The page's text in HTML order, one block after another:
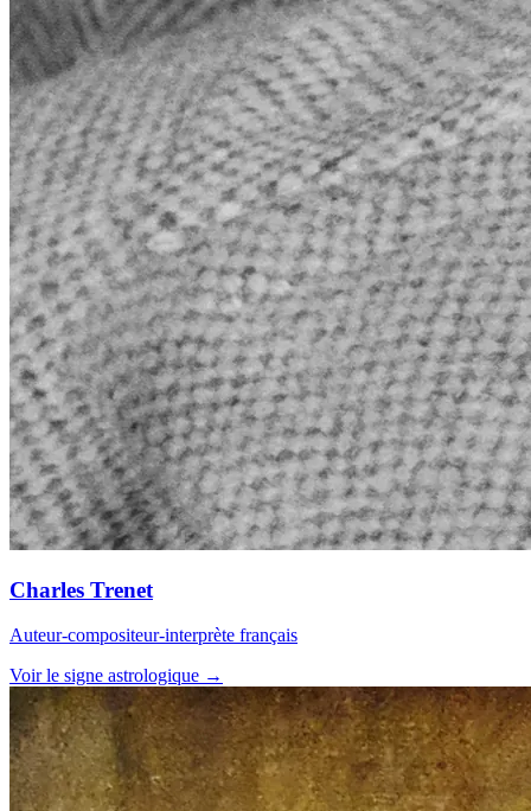
Charles Trenet
Auteur-compositeur-interprète français
Voir le signe astrologique →